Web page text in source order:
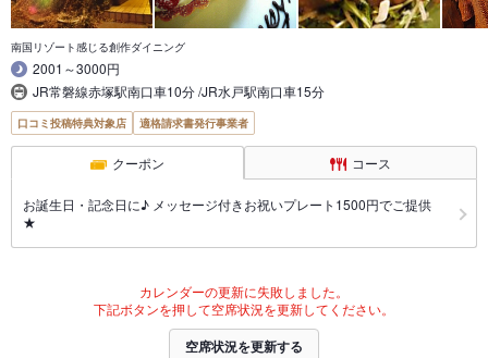
南国リゾート感じる創作ダイニング
2001～3000円
JR常磐線赤塚駅南口車10分 /JR水戸駅南口車15分
口コミ投稿特典対象店 適格請求書発行事業者
クーポン コース
お誕生日・記念日に♪ メッセージ付きお祝いプレート1500円でご提供
★
カレンダーの更新に失敗しました。
下記ボタンを押して空席状況を更新してください。
空席状況を更新する